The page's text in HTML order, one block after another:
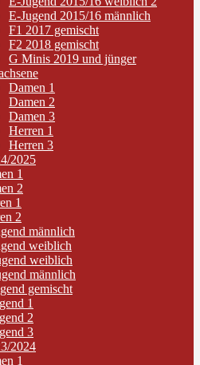
E-Jugend 2015/16 männlich
F1 2017 gemischt
F2 2018 gemischt
G Minis 2019 und jünger
Damen 1
Damen 2
Damen 3
Herren 1
Herren 3
2025
1
2
1
2
männlich
weiblich
weiblich
männlich
gemischt
1
2
3
2024
1